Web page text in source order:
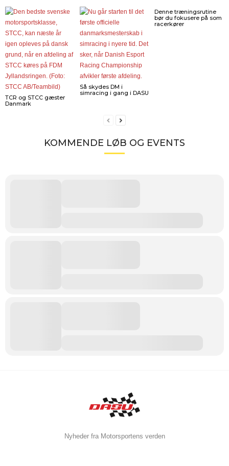
TCR og STCC gæster
Danmark
Så skydes DM i
simracing i gang i DASU
Denne træningsrutine
bør du fokusere på som
racerkører
KOMMENDE LØB OG EVENTS
Nyheder fra Motorsportens verden